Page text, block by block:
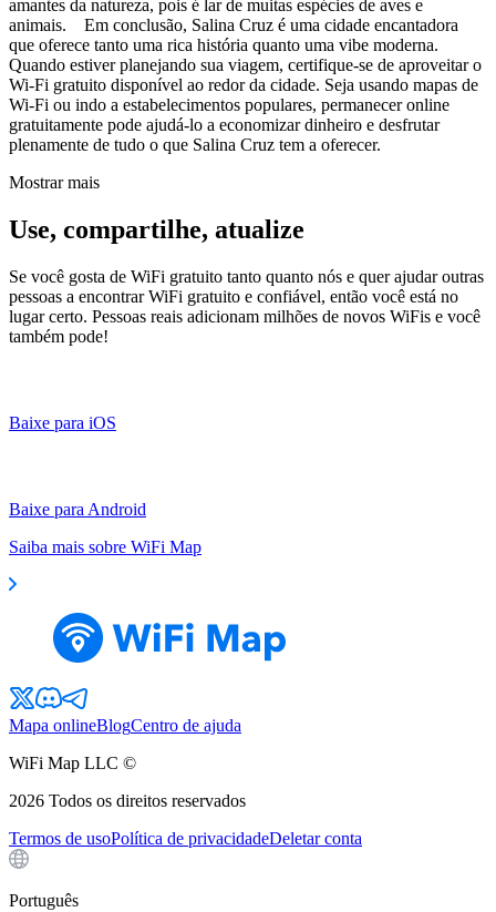
amantes da natureza, pois é lar de muitas espécies de aves e
animais. Em conclusão, Salina Cruz é uma cidade encantadora
que oferece tanto uma rica história quanto uma vibe moderna.
Quando estiver planejando sua viagem, certifique-se de aproveitar o
Wi-Fi gratuito disponível ao redor da cidade. Seja usando mapas de
Wi-Fi ou indo a estabelecimentos populares, permanecer online
gratuitamente pode ajudá-lo a economizar dinheiro e desfrutar
plenamente de tudo o que Salina Cruz tem a oferecer.
Mostrar mais
Use, compartilhe, atualize
Se você gosta de WiFi gratuito tanto quanto nós e quer ajudar outras
pessoas a encontrar WiFi gratuito e confiável, então você está no
lugar certo. Pessoas reais adicionam milhões de novos WiFis e você
também pode!
Baixe para iOS
Baixe para Android
Saiba mais sobre WiFi Map
Mapa onlineBlogCentro de ajuda
WiFi Map LLC ©
2026 Todos os direitos reservados
Termos de usoPolítica de privacidadeDeletar conta
Português